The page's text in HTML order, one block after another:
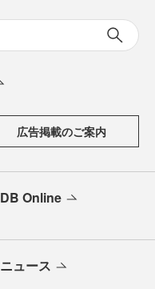
広告掲載のご案内
DB Online
ニュース